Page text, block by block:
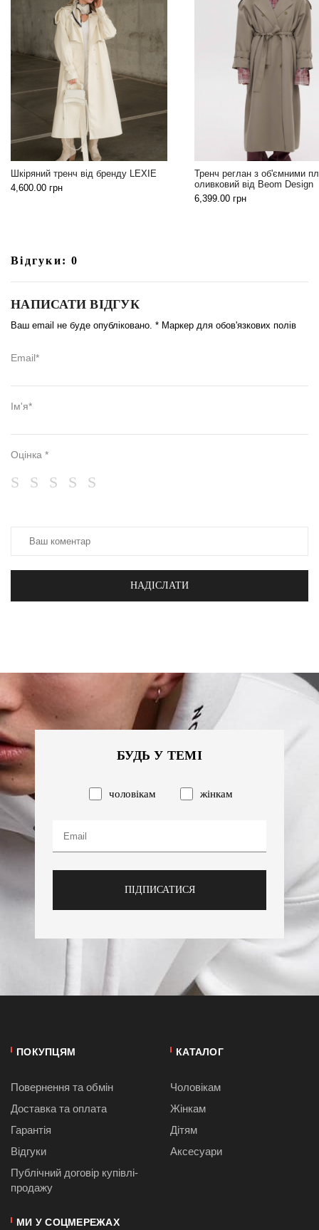
Тренч реглан з об'ємними плечима
оливковий від Beom Design
бренду LEXIE
2,199.00грн
Відгуки: 0
НАПИСАТИ ВІДГУК
Ваш email не буде опубліковано. * Маркер для обов'язкових полів
Email*
Ім'я*
Оцінка *
НАДІСЛАТИ
БУДЬ У ТЕМІ
чоловікам жінкам
ПІДПИСАТИСЯ
ПОКУПЦЯМ
Повернення та обмін
Доставка та оплата
Гарантія
Відгуки
Публiчний договiр купівлі-
продажу
КАТАЛОГ
Чоловікам
Жінкам
Дітям
Аксесуари
МИ У СОЦМЕРЕЖАХ